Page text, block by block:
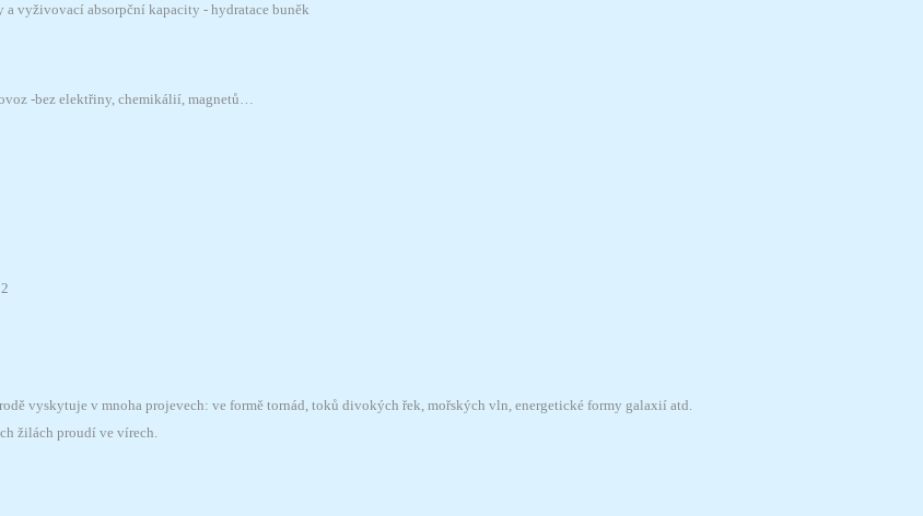
a vyživovací absorpční kapacity - hydratace buněk
-bez elektřiny, chemikálií, magnetů…
vyskytuje v mnoha projevech: ve formě tornád, toků divokých řek, mořských vln, energetické formy galaxií atd.
žilách proudí ve vírech.